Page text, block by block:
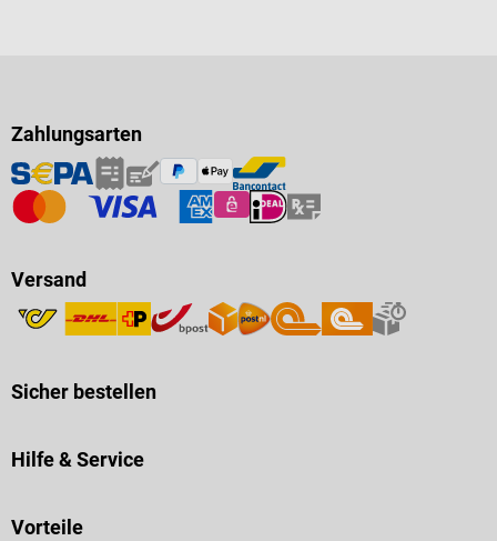
Zahlungsarten
Versand
Sicher bestellen
Hilfe & Service
Vorteile